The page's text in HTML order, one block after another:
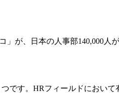
が、日本の人事部140,000人が
です。HRフィールドにおいて